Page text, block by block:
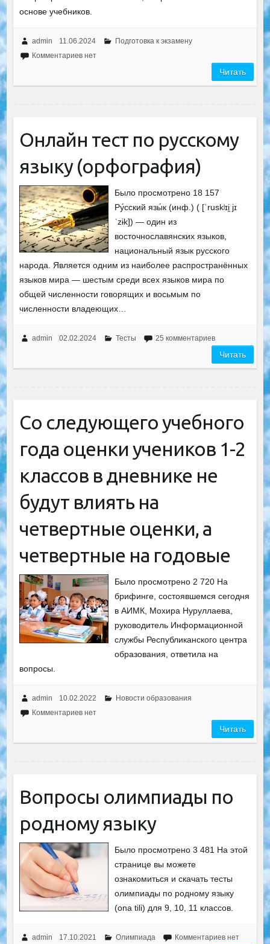
основе учебников.
admin 11.06.2024
Подготовка к экзамену
Комментариев нет
Читать
Онлайн тест по русскому
языку (орфография)
Было просмотрено 18 157
Ру́сский язы́к (инф.) ( [ˈruskʲɪi̯ jɪ
ˈzɨk]) — один из
восточнославянских языков,
национальный язык русского
народа. Является одним из наиболее распространённых
языков мира — шестым среди всех языков мира по
общей численности говорящих и восьмым по
численности владеющих…
admin 02.02.2024 Тесты 25 комментариев
Читать
Со следующего учебного
года оценки учеников 1-2
классов в дневнике не
будут влиять на
четвертные оценки, а
четвертные на годовые
Было просмотрено 2 720 На
брифинге, состоявшемся сегодня
в АИМК, Мохира Нуруллаева,
руководитель Информационной
службы Республиканского центра
образования, ответила на
вопросы.
admin 10.02.2022
Новости образования
Комментариев нет
Читать
Вопросы олимпиады по
родному языку
Было просмотрено 3 481 На этой
странице вы можете
ознакомиться и скачать тесты
олимпиады по родному языку
(ona tili) для 9, 10, 11 классов.
admin 17.10.2021 Олимпиада Комментариев нет